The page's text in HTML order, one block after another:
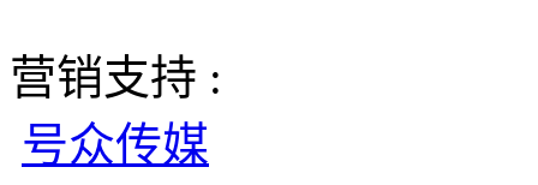
营销支持 :
号众传媒